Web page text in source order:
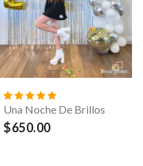
Una Noche De Brillos
$650.00